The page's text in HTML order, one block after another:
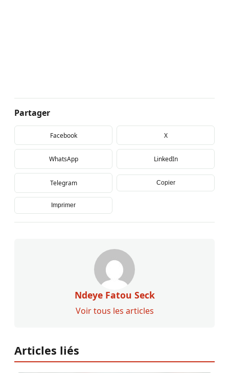
Partager
Facebook X
WhatsApp LinkedIn
Telegram Copier
Imprimer
Ndeye Fatou Seck
Voir tous les articles
Articles liés